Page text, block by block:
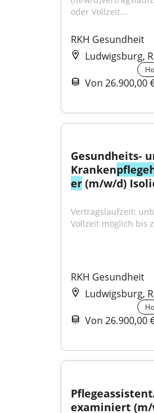
oder Vollzeit...
RKH Gesundheit
Ludwigsburg,
Von 26.900,00
Gesundheits-
Kranken
er (m/w/d)
Vertragslaufzeit:
Vollzeit möglich bis
RKH Gesundheit
Ludwigsburg,
Von 26.900,00
examiniert (m/